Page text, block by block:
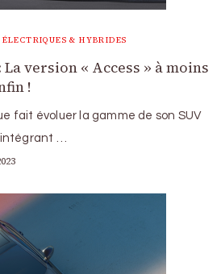
& HYBRIDES
La version « Access » à moins
!
fait évoluer la gamme de son SUV
…